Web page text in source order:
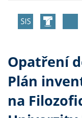
Opatření
Plán
na